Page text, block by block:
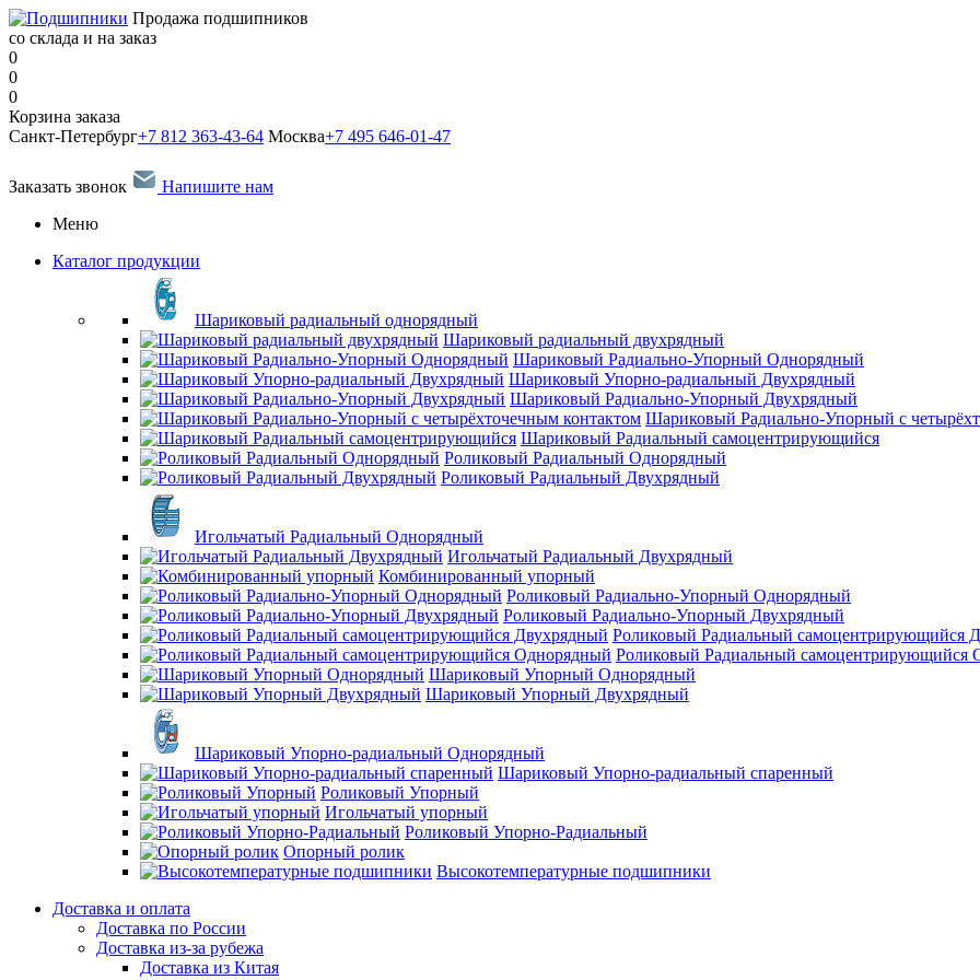
Продажа подшипников
со склада и на заказ
0
0
0
Корзина заказа
Санкт-Петербург+7 812 363-43-64 Москва+7 495 646-01-47
Заказать звонок
Напишите нам
Меню
Каталог продукции
Шариковый радиальный однорядный
Шариковый радиальный двухрядный
Шариковый Радиально-Упорный Однорядный
Шариковый Упорно-радиальный Двухрядный
Шариковый Радиально-Упорный Двухрядный
Шариковый Радиально-Упорный с
Шариковый Радиальный самоцентрирующийся
Роликовый Радиальный Однорядный
Роликовый Радиальный Двухрядный
Игольчатый Радиальный Однорядный
Игольчатый Радиальный Двухрядный
Комбинированный упорный
Роликовый Радиально-Упорный Однорядный
Роликовый Радиально-Упорный Двухрядный
Роликовый Радиальный самоцентрирующийся
Роликовый Радиальный самоцентрирующийся
Шариковый Упорный Однорядный
Шариковый Упорный Двухрядный
Шариковый Упорно-радиальный Однорядный
Шариковый Упорно-радиальный спаренный
Роликовый Упорный
Игольчатый упорный
Роликовый Упорно-Радиальный
Опорный ролик
Высокотемпературные подшипники
Доставка и оплата
Доставка по России
Доставка из-за рубежа
Доставка из Китая